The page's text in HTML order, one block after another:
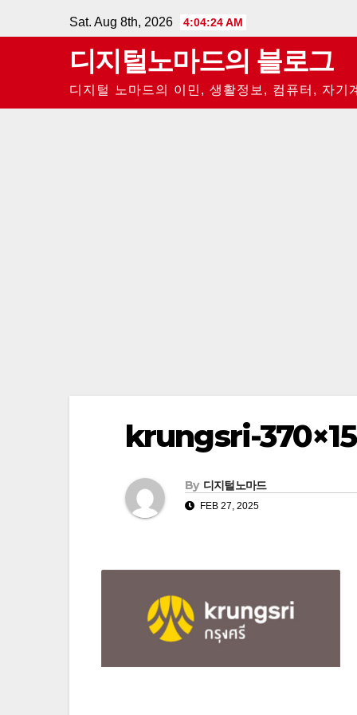
to
Sat. Aug 8th, 2026 4:04:25 AM
디지털노마드의 블로그
디지털 노마드의 이민, 생활정보, 컴퓨터, 자기
krungsri-
By 디지털노마드
FEB 27, 2025